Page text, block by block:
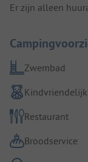
Er zijn alleen
Zwembad
Kindvriendelijk
Restaurant
Broodservice